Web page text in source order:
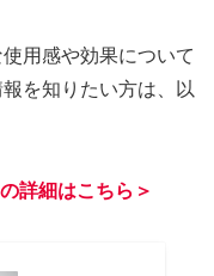
用感や効果について
を知りたい方は、以
詳細はこちら＞